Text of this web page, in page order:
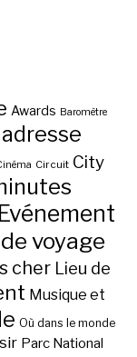
Awards Baromètre
Circuit City
Evénement
voyage
cher Lieu de
Musique et
Où dans le monde
Parc National